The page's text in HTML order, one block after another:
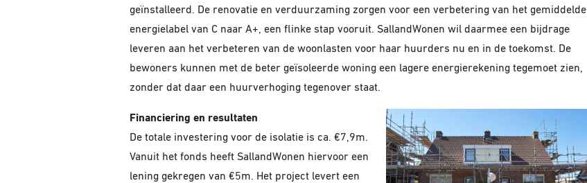
geïnstalleerd. De renovatie en verduurzaming zorgen voor een verbetering van het gemiddelde
energielabel van C naar A+, een flinke stap vooruit. SallandWonen wil daarmee een bijdrage
leveren aan het verbeteren van de woonlasten voor haar huurders nu en in de toekomst. De
bewoners kunnen met de beter geïsoleerde woning een lagere energierekening tegemoet zien,
zonder dat daar een huurverhoging tegenover staat.
Financiering en resultaten
De totale investering voor de isolatie is ca. €7,9m.
Vanuit het fonds heeft SallandWonen hiervoor een
lening gekregen van €5m. Het project levert een